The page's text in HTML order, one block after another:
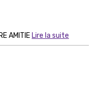
AMITIE Lire la suite